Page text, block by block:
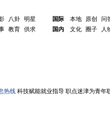
八卦 明星
教育 供求
国际 本地 原创
问
国内
文化 圈子 人
热线 科技赋能就业指导 职点迷津为青年